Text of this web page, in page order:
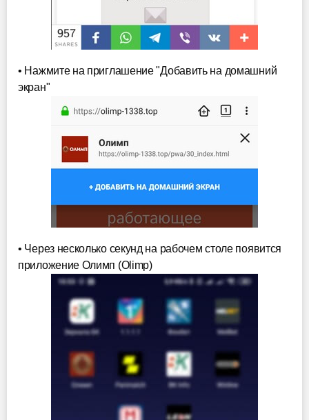
• Нажмите на приглашение "Добавить на домашний
экран"
• Через несколько секунд на рабочем столе появится
приложение Олимп (Olimp)